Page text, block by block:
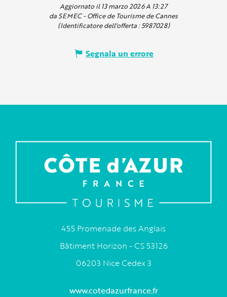
Aggiornato il 13 marzo 2026 A 13:27
da SEMEC - Office de Tourisme de Cannes
(Identificatore dell'offerta :5987028)
Segnala un errore
455 Promenade des Anglais
Bâtiment Horizon - CS 53126
06203 Nice Cedex 3
www.cotedazurfrance.fr